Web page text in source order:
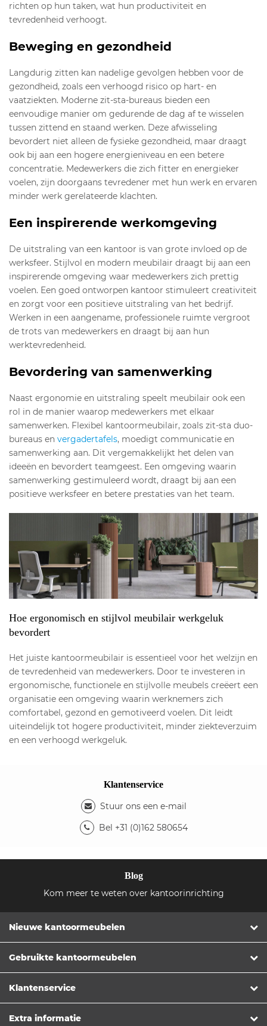
richten op hun taken, wat hun productiviteit en
tevredenheid verhoogt.
Beweging en gezondheid
Langdurig zitten kan nadelige gevolgen hebben voor de
gezondheid, zoals een verhoogd risico op hart- en
vaatziekten. Moderne zit-sta-bureaus bieden een
eenvoudige manier om gedurende de dag af te wisselen
tussen zittend en staand werken. Deze afwisseling
bevordert niet alleen de fysieke gezondheid, maar draagt
ook bij aan een hogere energieniveau en een betere
concentratie. Medewerkers die zich fitter en energieker
voelen, zijn doorgaans tevredener met hun werk en ervaren
minder werk gerelateerde klachten.
Een inspirerende werkomgeving
De uitstraling van een kantoor is van grote invloed op de
werksfeer. Stijlvol en modern meubilair draagt bij aan een
inspirerende omgeving waar medewerkers zich prettig
voelen. Een goed ontworpen kantoor stimuleert creativiteit
en zorgt voor een positieve uitstraling van het bedrijf.
Werken in een aangename, professionele ruimte vergroot
de trots van medewerkers en draagt bij aan hun
werktevredenheid.
Bevordering van samenwerking
Naast ergonomie en uitstraling speelt meubilair ook een
rol in de manier waarop medewerkers met elkaar
samenwerken. Flexibel kantoormeubilair, zoals zit-sta duo-
bureaus en vergadertafels, moedigt communicatie en
samenwerking aan. Dit vergemakkelijkt het delen van
ideeën en bevordert teamgeest. Een omgeving waarin
samenwerking gestimuleerd wordt, draagt bij aan een
positieve werksfeer en betere prestaties van het team.
Hoe ergonomisch en stijlvol meubilair werkgeluk
bevordert
Het juiste kantoormeubilair is essentieel voor het welzijn en
de tevredenheid van medewerkers. Door te investeren in
ergonomische, functionele en stijlvolle meubels creëert een
organisatie een omgeving waarin werknemers zich
comfortabel, gezond en gemotiveerd voelen. Dit leidt
uiteindelijk tot hogere productiviteit, minder ziekteverzuim
en een verhoogd werkgeluk.
Klantenservice
Stuur ons een e-mail
Bel +31 (0)162 580654
Blog
Kom meer te weten over kantoorinrichting
Nieuwe kantoormeubelen
Gebruikte kantoormeubelen
Klantenservice
Extra informatie